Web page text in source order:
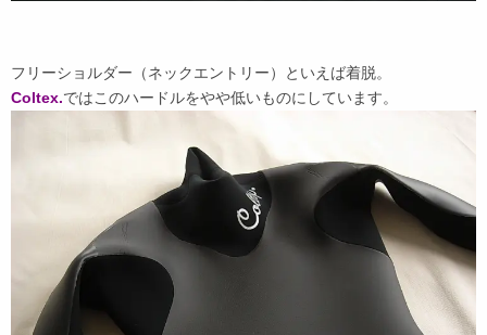
フリーショルダー（ネックエントリー）といえば着脱。
Coltex.ではこのハードルをやや低いものにしています。